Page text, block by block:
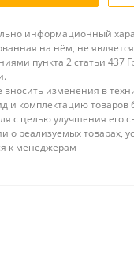
информационный
на нём, не
пункта 2 статьи 437
изменения в
и комплектацию товаров
с целью улучшения его
реализуемых товарах,
к менеджерам